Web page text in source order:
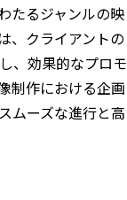
たるジャンルの映
、クライアントの
、効果的なプロモ
制作における企画
ムーズな進行と高